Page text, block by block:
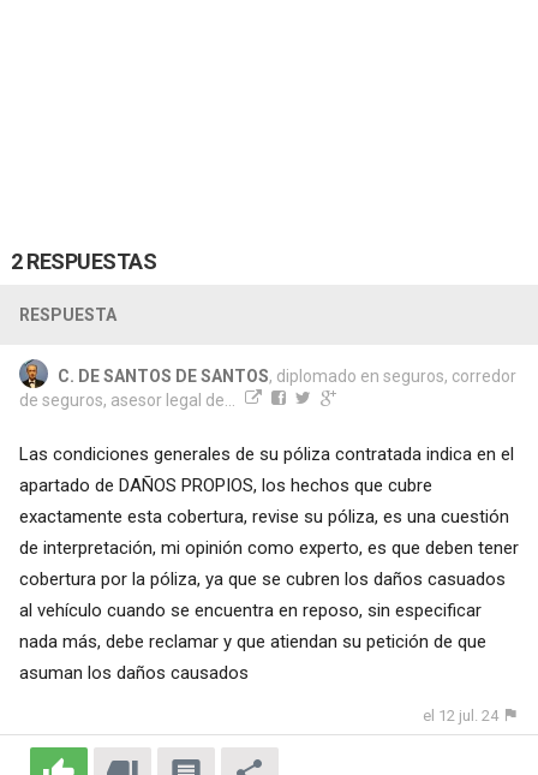
2 RESPUESTAS
RESPUESTA
C. DE SANTOS DE SANTOS, diplomado en seguros, corredor
de seguros, asesor legal de...
Las condiciones generales de su póliza contratada indica en el
apartado de DAÑOS PROPIOS, los hechos que cubre
exactamente esta cobertura, revise su póliza, es una cuestión
de interpretación, mi opinión como experto, es que deben tener
cobertura por la póliza, ya que se cubren los daños casuados
al vehículo cuando se encuentra en reposo, sin especificar
nada más, debe reclamar y que atiendan su petición de que
asuman los daños causados
el 12 jul. 24